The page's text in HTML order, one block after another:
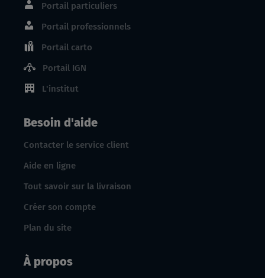
Portail particuliers
Portail professionnels
Portail carto
Portail IGN
L'institut
Besoin d'aide
Contacter le service client
Aide en ligne
Tout savoir sur la livraison
Créer son compte
Plan du site
À propos